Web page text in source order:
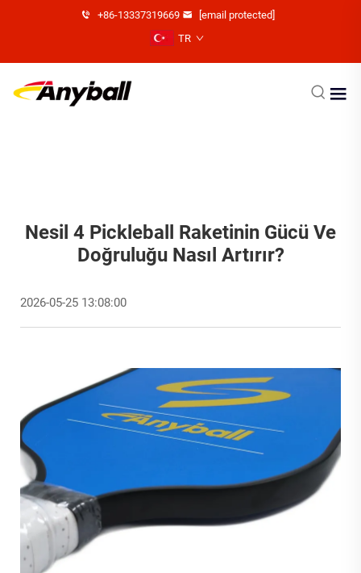
+86-13337319669
[email protected]
TR
Nesil 4 Pickleball Raketinin Gücü Ve
Doğruluğu Nasıl Artırır?
2026-05-25 13:08:00